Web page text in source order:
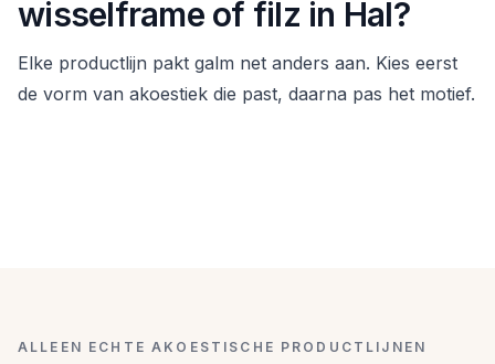
wisselframe of filz in Hal?
Elke productlijn pakt galm net anders aan. Kies eerst
de vorm van akoestiek die past, daarna pas het motief.
ALLEEN ECHTE AKOESTISCHE PRODUCTLIJNEN